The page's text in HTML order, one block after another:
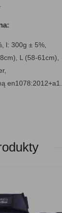
l: 300g ± 5%,
L (58-61cm),
en1078:2012+a1.